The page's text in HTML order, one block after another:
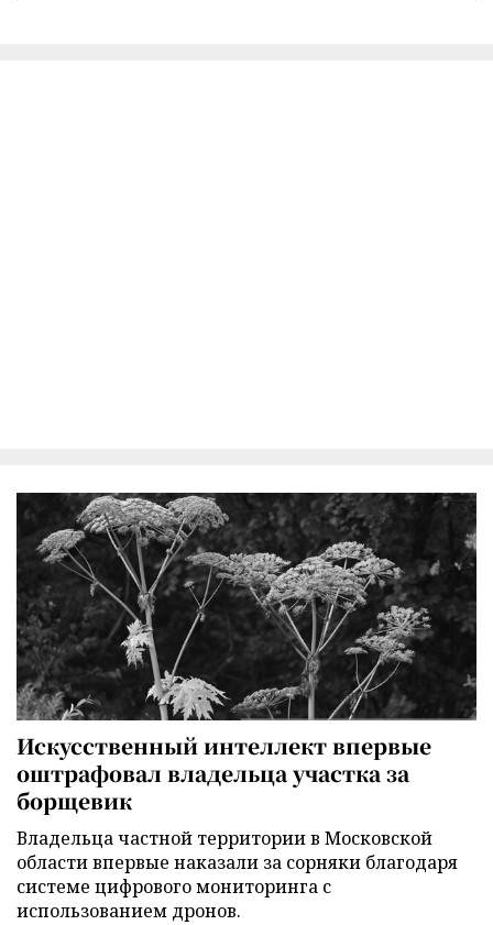
Искусственный интеллект впервые
оштрафовал владельца участка за
борщевик
Владельца частной территории в Московской
области впервые наказали за сорняки благодаря
системе цифрового мониторинга с
использованием дронов.